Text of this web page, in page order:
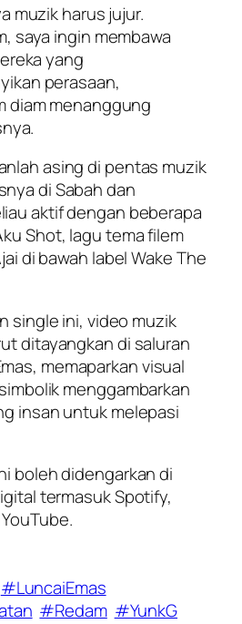
muzik harus jujur.
, saya ingin membawa
yang
perasaan,
diam menanggung
asing di pentas muzik
di Sabah dan
aktif dengan beberapa
Shot, lagu tema filem
di bawah label Wake The
single ini, video muzik
ditayangkan di saluran
memaparkan visual
menggambarkan
insan untuk melepasi
boleh didengarkan di
termasuk Spotify,
#LuncaiEmas
#Redam #YunkG